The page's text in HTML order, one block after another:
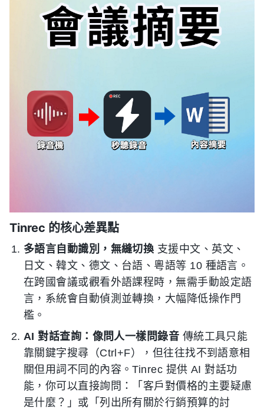
Tinrec 的核心差異點
多語言自動識別，無縫切換 支援中文、英文、
日文、韓文、德文、台語、粵語等 10 種語言。
在跨國會議或觀看外語課程時，無需手動設定語
言，系統會自動偵測並轉換，大幅降低操作門
檻。
AI 對話查詢：像問人一樣問錄音 傳統工具只能
靠關鍵字搜尋（Ctrl+F），但往往找不到語意相
關但用詞不同的內容。Tinrec 提供 AI 對話功
能，你可以直接詢問：「客戶對價格的主要疑慮
是什麼？」或「列出所有關於行銷預算的討